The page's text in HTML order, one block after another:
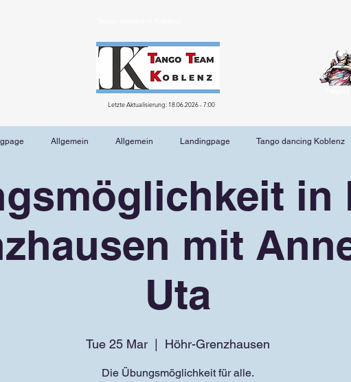
Letzte Aktualisierung: 18.06.2026 - 7:00
Allgemein Allgemein Landingpage Tango dancing Koblenz
in
mit
Uta
Tue 25 Mar Höhr-Grenzhausen
Die Übungsmöglichkeit für alle.